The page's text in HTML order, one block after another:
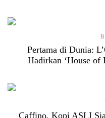
Pertama di Dunia:
Hadirkan ‘House of
Caffino, Kopi ASLI